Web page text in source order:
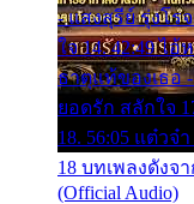
- แสงสุรีย์ รุ่งโร
ใจ 14. 42:49 ไ
ธาตุแท้ของเธอ
ยอดรัก สลักใจ
18. 56:05 แต๋วจ๋
18 บทเพลงดังจ
(Official Audio)